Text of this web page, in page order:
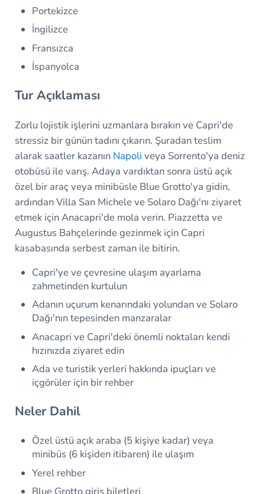
Portekizce
İngilizce
Fransızca
İspanyolca
Tur Açıklaması
Zorlu lojistik işlerini uzmanlara bırakın ve Capri'de
stressiz bir günün tadını çıkarın. Şuradan teslim
alarak saatler kazanın Napoli veya Sorrento'ya deniz
otobüsü ile varış. Adaya vardıktan sonra üstü açık
özel bir araç veya minibüsle Blue Grotto'ya gidin,
ardından Villa San Michele ve Solaro Dağı'nı ziyaret
etmek için Anacapri'de mola verin. Piazzetta ve
Augustus Bahçelerinde gezinmek için Capri
kasabasında serbest zaman ile bitirin.
Capri'ye ve çevresine ulaşım ayarlama
zahmetinden kurtulun
Adanın uçurum kenarındaki yolundan ve Solaro
Dağı'nın tepesinden manzaralar
Anacapri ve Capri'deki önemli noktaları kendi
hızınızda ziyaret edin
Ada ve turistik yerleri hakkında ipuçları ve
içgörüler için bir rehber
Neler Dahil
Özel üstü açık araba (5 kişiye kadar) veya
minibüs (6 kişiden itibaren) ile ulaşım
Yerel rehber